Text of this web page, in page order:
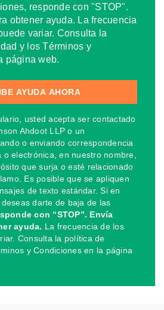
responde con "STOP".
obtener ayuda. La frecuencia
variar. Consulta la
y los Términos y
página web.
usted acepta ser contactado
Ahdoot LLP o un
o enviando correspondencia
electrónica, en nuestro nombre,
que surja o esté relacionado
Es posible que se apliquen
de texto estándar. Si en
darte de baja de las
con “STOP”. Envía
ayuda. La frecuencia de los
Consulta la política de
y Condiciones en la página